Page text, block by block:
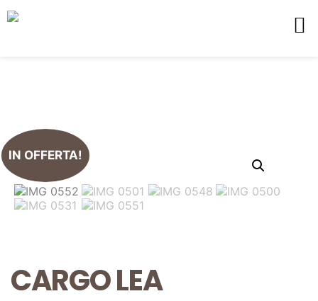
IN OFFERTA!
CARGO LEA